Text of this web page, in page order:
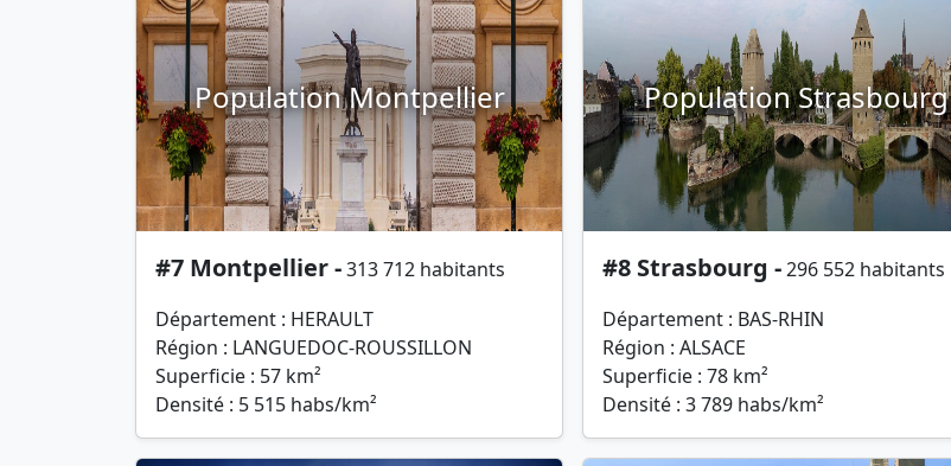
Population Montpellier
#7 Montpellier -313 712 habitants
Département : HERAULT
Région : LANGUEDOC-ROUSSILLON
Superficie : 57 km²
Densité : 5 515 habs/km²
Population Strasbourg
#8 Strasbourg -296 552 habitants
Département : BAS-RHIN
Région : ALSACE
Superficie : 78 km²
Densité : 3 789 habs/km²